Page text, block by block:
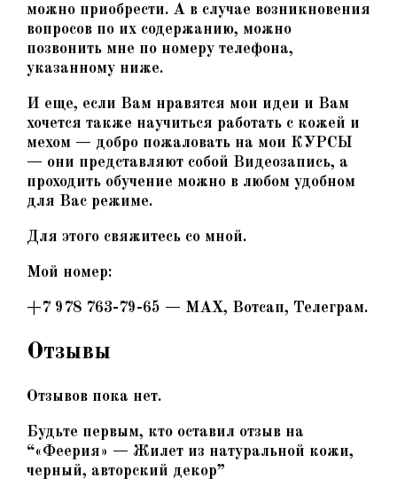
можно приобрести. А в случае возникновения
вопросов по их содержанию, можно
позвонить мне по номеру телефона,
указанному ниже.
И еще, если Вам нравятся мои идеи и Вам
хочется также научиться работать с кожей и
мехом — добро пожаловать на мои КУРСЫ
— они представляют собой Видеозапись, а
проходить обучение можно в любом удобном
для Вас режиме.
Для этого свяжитесь со мной.
Мой номер:
+7 978 763-79-65 — MAX, Вотсап, Телеграм.
Отзывы
Отзывов пока нет.
Будьте первым, кто оставил отзыв на
“«Феерия» — Жилет из натуральной кожи,
черный, авторский декор”